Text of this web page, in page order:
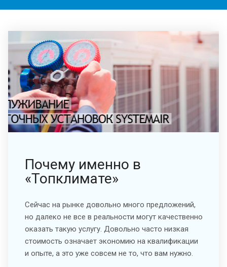
Почему именно в
«Топклимате»
Сейчас на рынке довольно много предложений,
но далеко не все в реальности могут качественно
оказать такую услугу. Довольно часто низкая
стоимость означает экономию на квалификации
и опыте, а это уже совсем не то, что вам нужно.